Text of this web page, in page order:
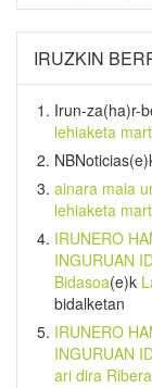
IRUZKIN
Irun-za(ha)r-
lehiaketa
NBNoticias
ainara maia
lehiaketa
IRUNERO
INGURUAN
Bidasoa(e)k
bidalketan
IRUNERO
INGURUAN
ari dira